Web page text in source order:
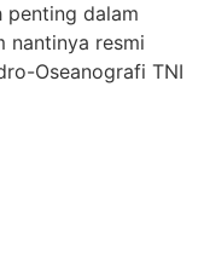
penting dalam
nantinya resmi
Oseanografi TNI